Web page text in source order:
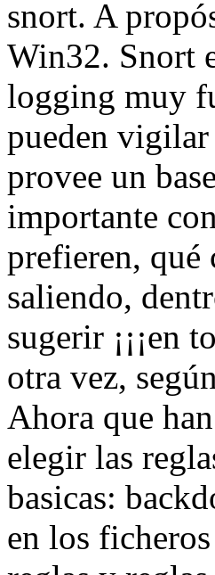
snort. A
Win32. Snort
logging muy
pueden
provee un
importante
prefieren,
saliendo,
sugerir ¡¡¡en
otra vez,
Ahora que
elegir las
basicas:
en los